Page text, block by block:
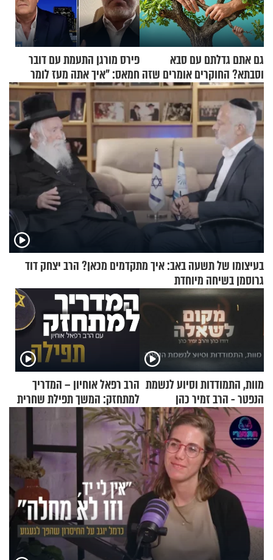
גם אתם גדלתם עם סבא
וסבתא? החוקרים אומרים שזה
מתכון מנצח
פירס מורגן התעמת עם דובר
חמאס: "איך אתה מעז לומר
שלא ביצעתם פשעי מלחמה?!"
בעיצומו של תשעה באב: איך מתקדמים מכאן? הרב יצחק דוד
גרוסמן בשיחה מיוחדת
מוות, התמודדות וסיוע לנשמת
הנפטר - הרב זמיר כהן
הרב רפאל אוחיון – המדריך
למתחזק: המשך תפילת שחרית
מאשרי ועד עלינו